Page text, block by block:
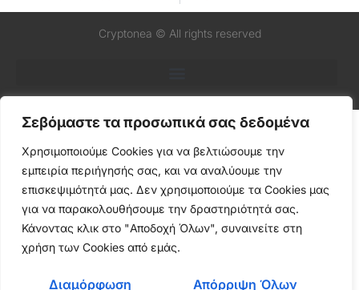
Σεβόμαστε τα προσωπικά σας δεδομένα
Χρησιμοποιούμε Cookies για να βελτιώσουμε την
εμπειρία περιήγησής σας, και να αναλύουμε την
επισκεψιμότητά μας. Δεν χρησιμοποιούμε τα Cookies μας
για να παρακολουθήσουμε την δραστηριότητά σας.
Κάνοντας κλικ στο "Αποδοχή Όλων", συναινείτε στη
χρήση των Cookies από εμάς.
Διαμόρφωση Απόρριψη Όλων
Cryptonea © All rights reserved